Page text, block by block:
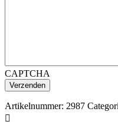
CAPTCHA
Artikelnummer: 2987
